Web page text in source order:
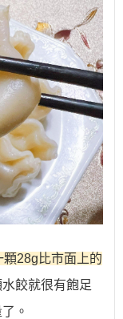
顆28g比市面上的
餃就很有飽足
。